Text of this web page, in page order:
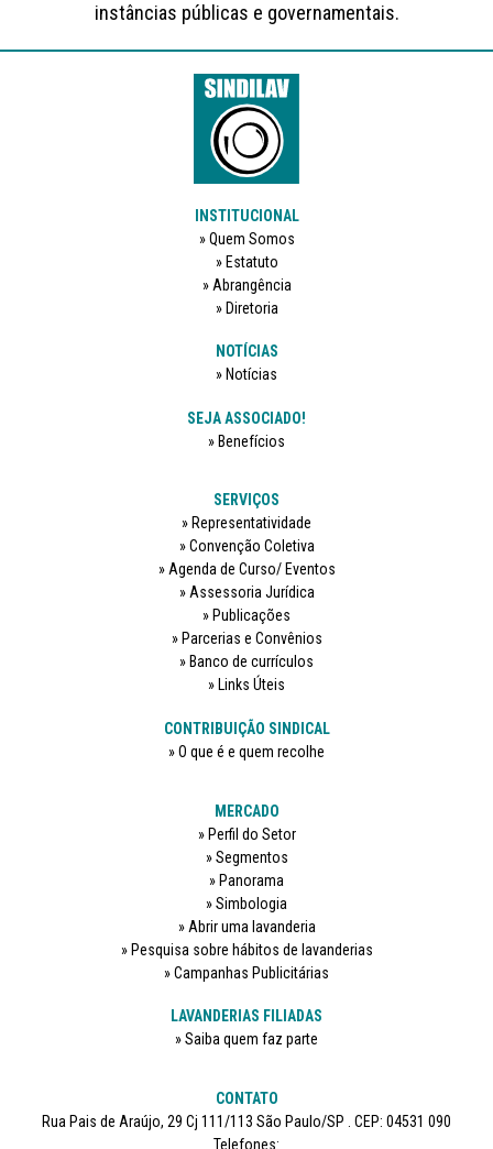
instâncias públicas e governamentais.
INSTITUCIONAL
Quem Somos
Estatuto
Abrangência
Diretoria
NOTÍCIAS
Notícias
SEJA ASSOCIADO!
Benefícios
SERVIÇOS
Representatividade
Convenção Coletiva
Agenda de Curso/ Eventos
Assessoria Jurídica
Publicações
Parcerias e Convênios
Banco de currículos
Links Úteis
CONTRIBUIÇÃO SINDICAL
O que é e quem recolhe
MERCADO
Perfil do Setor
Segmentos
Panorama
Simbologia
Abrir uma lavanderia
Pesquisa sobre hábitos de lavanderias
Campanhas Publicitárias
LAVANDERIAS FILIADAS
Saiba quem faz parte
CONTATO
Rua Pais de Araújo, 29 Cj 111/113 São Paulo/SP . CEP: 04531 090
Telefones: